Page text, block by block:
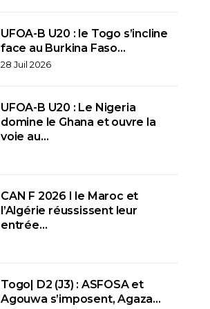
UFOA-B U20 : le Togo s’incline
face au Burkina Faso…
28 Juil 2026
UFOA-B U20 : Le Nigeria
domine le Ghana et ouvre la
voie au…
CAN F 2026 I le Maroc et
l’Algérie réussissent leur
entrée…
Togo| D2 (J3) : ASFOSA et
Agouwa s’imposent, Agaza…